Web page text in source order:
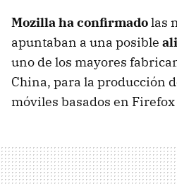
Mozilla ha confirmadolas
apuntaban a una posible
uno de los mayores
China, para la producción
móviles basados en Firefox